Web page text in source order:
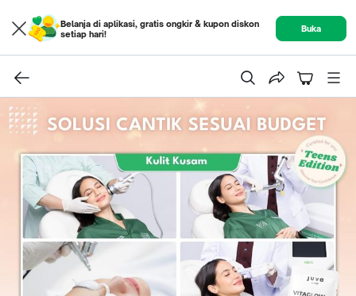
Belanja di aplikasi, gratis ongkir & kupon diskon
setiap hari!
Buka